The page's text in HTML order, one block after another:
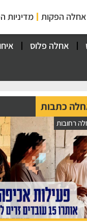
אחלה הפקות מדיניות
אחלה פלוס
כתבות
רחובות